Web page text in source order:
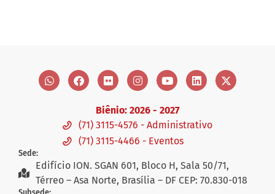
Biênio: 2026 - 2027
(71) 3115-4576 - Administrativo
(71) 3115-4466 - Eventos
Sede:
Edifício ION. SGAN 601, Bloco H, Sala 50/71,
Térreo – Asa Norte, Brasília – DF CEP: 70.830-018